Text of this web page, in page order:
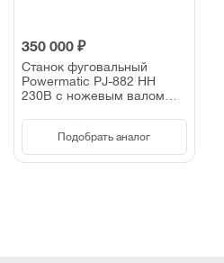
350 000 ₽
Станок фуговальный
Powermatic PJ-882 HH
230В с ножевым валом
Подобрать аналог